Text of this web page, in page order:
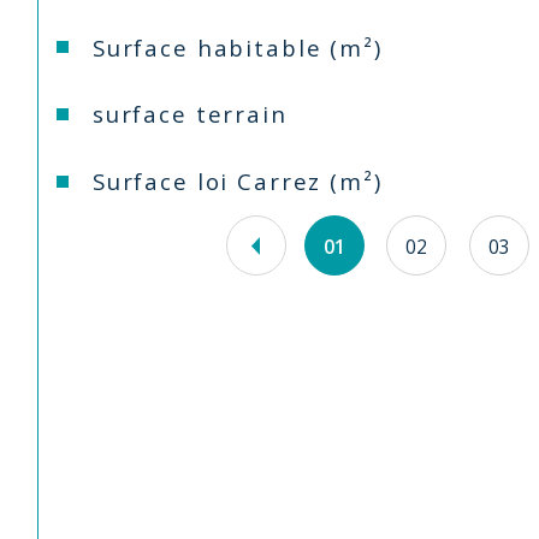
Surface habitable (m²)
surface terrain
Surface loi Carrez (m²)
01 02 03